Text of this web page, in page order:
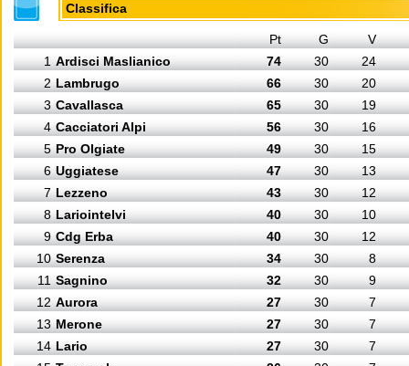
Classifica
Pt G
V
1 Ardisci Maslianico 74 30
24
2 Lambrugo 66 30
20
3 Cavallasca 65 30
19
4 Cacciatori Alpi 56 30
16
5 Pro Olgiate 49 30
15
6 Uggiatese 47 30
13
7 Lezzeno 43 30
12
8 Lariointelvi 40 30
10
9 Cdg Erba 40 30
12
10 Serenza 34 30
8
11 Sagnino 32 30
9
12 Aurora 27 30
7
13 Merone 27 30
7
14 Lario 27 30
7